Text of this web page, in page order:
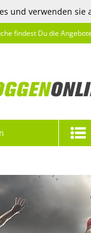
und verwenden
findest Du die